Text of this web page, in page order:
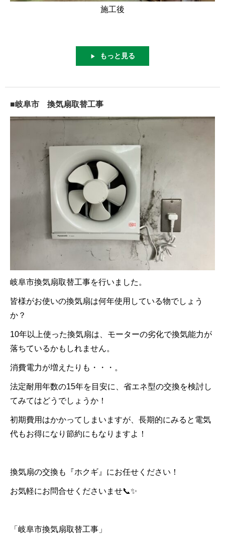
施工後
▶ もっと見る
■岐阜市 換気扇取替工事
岐阜市換気扇取替工事を行いました。
皆様がお使いの換気扇は何年使用している物でしょう
か？
10年以上使った換気扇は、モーターの劣化で換気能力が
落ちているかもしれません。
消費電力が増えたりも・・・。
法定耐用年数の15年を目安に、省エネ型の交換を検討し
てみてはどうでしょうか！
初期費用はかかってしまいますが、長期的にみると電気
代もお得になり節約にもなりますよ！
換気扇の交換も『ホクギ』にお任せください！
お気軽にお問合せくださいませ📞✨
「岐阜市換気扇取替工事」